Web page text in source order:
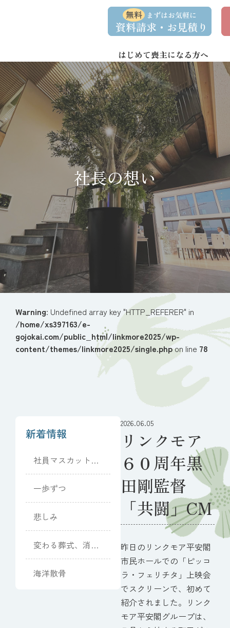
へ
ス
キ
ッ
プ
ョ
ン
に
移
動
資
求
問
い
合
わ
せ
事
談
はじめて喪主になる方へ
社長の想い
Warning: Undefined array key "HTTP_REFERER" in
/home/xs397163/e-
gojokai.com/public_html/linkmore2025/wp-
content/themes/linkmore2025/single.phpon line 78
新着情報
社員マスカット
(Muscat)
一歩ずつ
悲しみ
変わる葬式、消え
るお墓
海洋散骨
2026.06.05
リンクモア
６０周年黒
田剛監督
「共闘」CM
昨日のリンクモア平安閣
市民ホールでの「ピッコ
ラ・フェリチタ」上映会
でスクリーンで、初めて
紹介されました。リンク
モア平安閣グループは、